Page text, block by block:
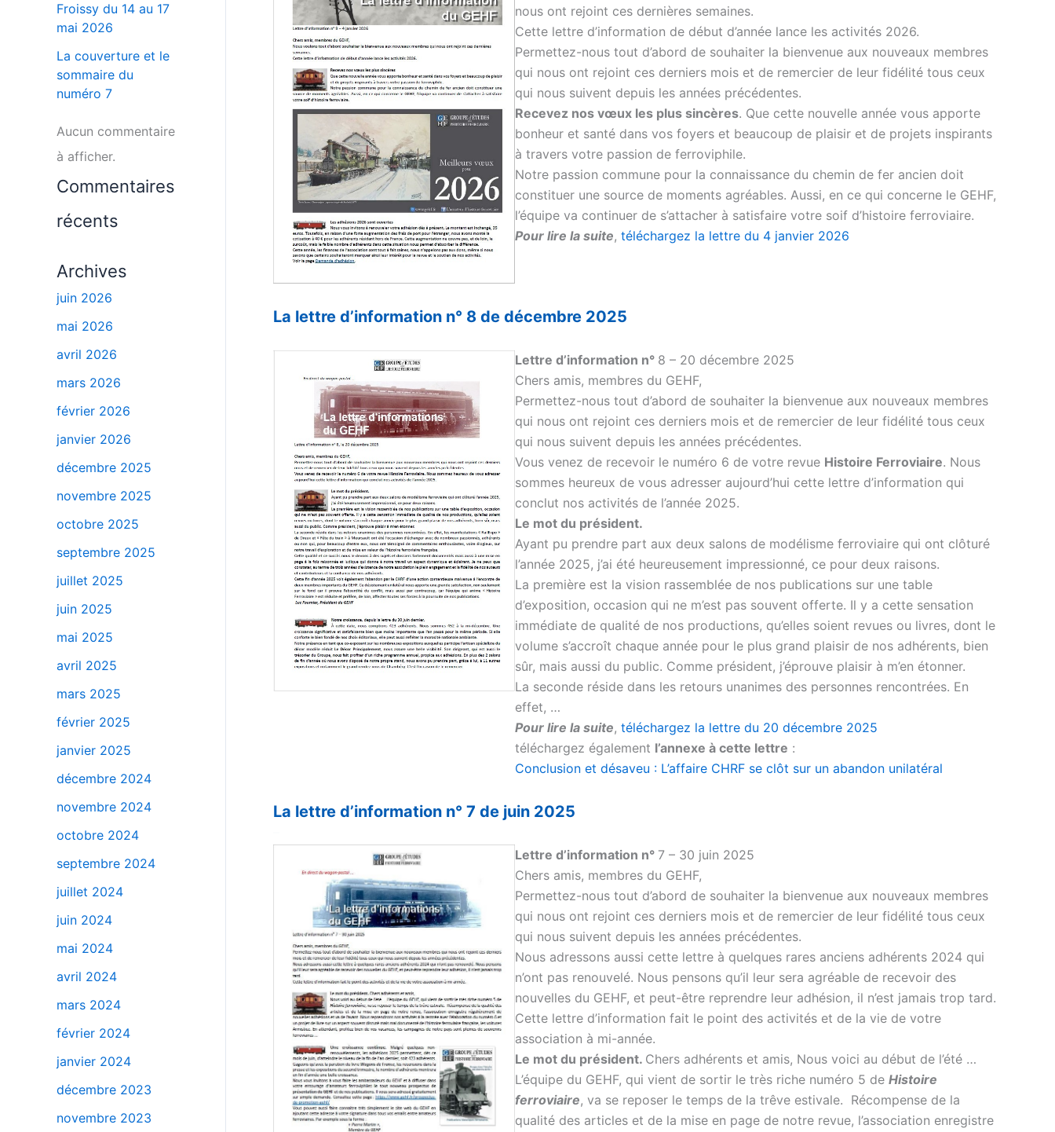
Froissy du 14 au 17
mai 2026
La couverture et le
sommaire du
numéro 7
Aucun commentaire
à afficher.
Commentaires
récents
Archives
juin 2026
mai 2026
avril 2026
mars 2026
février 2026
janvier 2026
décembre 2025
novembre 2025
octobre 2025
septembre 2025
juillet 2025
juin 2025
mai 2025
avril 2025
mars 2025
février 2025
janvier 2025
décembre 2024
novembre 2024
octobre 2024
septembre 2024
juillet 2024
juin 2024
mai 2024
avril 2024
mars 2024
février 2024
janvier 2024
décembre 2023
novembre 2023
nous ont rejoint ces dernières semaines.
Cette lettre d’information de début d’année lance les activités 2026.
Permettez-nous tout d’abord de souhaiter la bienvenue aux nouveaux membres
qui nous ont rejoint ces derniers mois et de remercier de leur fidélité tous ceux
qui nous suivent depuis les années précédentes.
Recevez nos vœux les plus sincères. Que cette nouvelle année vous apporte
bonheur et santé dans vos foyers et beaucoup de plaisir et de projets inspirants
à travers votre passion de ferroviphile.
Notre passion commune pour la connaissance du chemin de fer ancien doit
constituer une source de moments agréables. Aussi, en ce qui concerne le GEHF,
l’équipe va continuer de s’attacher à satisfaire votre soif d’histoire ferroviaire.
Pour lire la suite, téléchargez la lettre du 4 janvier 2026
La lettre d’information n° 8 de décembre 2025
Lettre d’information n° 8 – 20 décembre 2025
Chers amis, membres du GEHF,
Permettez-nous tout d’abord de souhaiter la bienvenue aux nouveaux membres
qui nous ont rejoint ces derniers mois et de remercier de leur fidélité tous ceux
qui nous suivent depuis les années précédentes.
Vous venez de recevoir le numéro 6 de votre revue Histoire Ferroviaire. Nous
sommes heureux de vous adresser aujourd’hui cette lettre d’information qui
conclut nos activités de l’année 2025.
Le mot du président.
Ayant pu prendre part aux deux salons de modélisme ferroviaire qui ont clôturé
l’année 2025, j’ai été heureusement impressionné, ce pour deux raisons.
La première est la vision rassemblée de nos publications sur une table
d’exposition, occasion qui ne m’est pas souvent offerte. Il y a cette sensation
immédiate de qualité de nos productions, qu’elles soient revues ou livres, dont le
volume s’accroît chaque année pour le plus grand plaisir de nos adhérents, bien
sûr, mais aussi du public. Comme président, j’éprouve plaisir à m’en étonner.
La seconde réside dans les retours unanimes des personnes rencontrées. En
effet, …
Pour lire la suite, téléchargez la lettre du 20 décembre 2025
téléchargez également l’annexe à cette lettre :
Conclusion et désaveu : L’affaire CHRF se clôt sur un abandon unilatéral
La lettre d’information n° 7 de juin 2025
Lettre d’information n° 7 – 30 juin 2025
Chers amis, membres du GEHF,
Permettez-nous tout d’abord de souhaiter la bienvenue aux nouveaux membres
qui nous ont rejoint ces derniers mois et de remercier de leur fidélité tous ceux
qui nous suivent depuis les années précédentes.
Nous adressons aussi cette lettre à quelques rares anciens adhérents 2024 qui
n’ont pas renouvelé. Nous pensons qu’il leur sera agréable de recevoir des
nouvelles du GEHF, et peut-être reprendre leur adhésion, il n’est jamais trop tard.
Cette lettre d’information fait le point des activités et de la vie de votre
association à mi-année.
Le mot du président. Chers adhérents et amis, Nous voici au début de l’été …
L’équipe du GEHF, qui vient de sortir le très riche numéro 5 de Histoire
ferroviaire, va se reposer le temps de la trêve estivale. Récompense de la
qualité des articles et de la mise en page de notre revue, l’association enregistre